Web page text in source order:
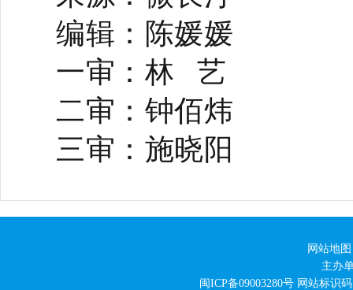
编辑：陈媛媛
一审：林 艺
二审：钟佰炜
三审：施晓阳
网站地图
主办
闽ICP备09003280号 网站标识